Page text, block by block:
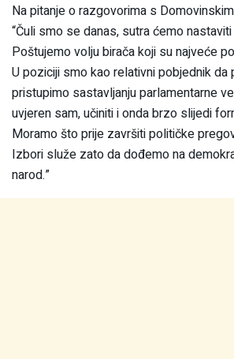
Na pitanje o razgovorima s
“Čuli smo se danas, sutra ćemo
Poštujemo volju birača koji su najveće
U poziciji smo kao relativni pobjednik da
pristupimo sastavljanju parlamentarne
uvjeren sam, učiniti i onda brzo slijedi
Moramo što prije završiti političke
Izbori služe zato da dođemo na
narod.”